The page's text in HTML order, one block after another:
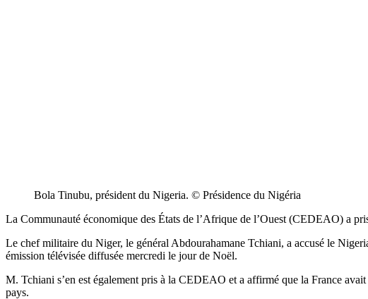
Bola Tinubu, président du Nigeria. © Présidence du Nigéria
La Communauté économique des États de l’Afrique de l’Ouest (CEDEAO) a
Le chef militaire du Niger, le général Abdourahamane Tchiani, a accusé le
émission télévisée diffusée mercredi le jour de Noël.
M. Tchiani s’en est également pris à la CEDEAO et a affirmé que la France
pays.